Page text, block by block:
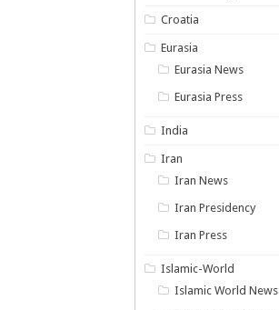
Croatia
Eurasia
Eurasia News
Eurasia Press
India
Iran
Iran News
Iran Presidency
Iran Press
Islamic-World
Islamic World News